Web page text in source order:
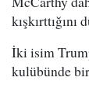
İki isim
kulübünde